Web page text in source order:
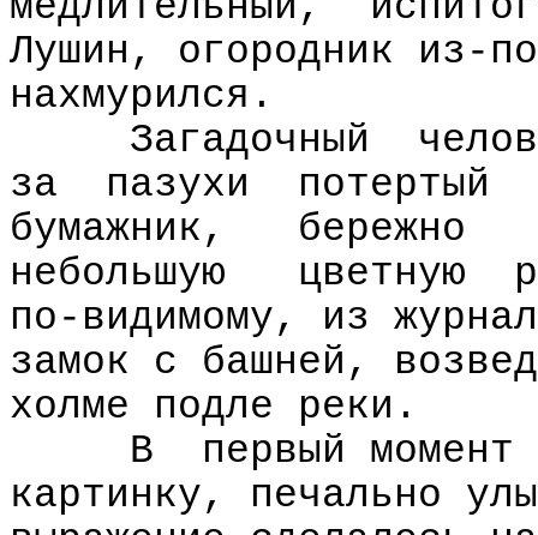
Лушин, огородник из-
нахмурился.
Загадочный
за
пазухи
потертый
бумажник,
бережно
небольшую
цветную
по-видимому, из
замок с башней,
холме подле реки.
В
первый
картинку, печально